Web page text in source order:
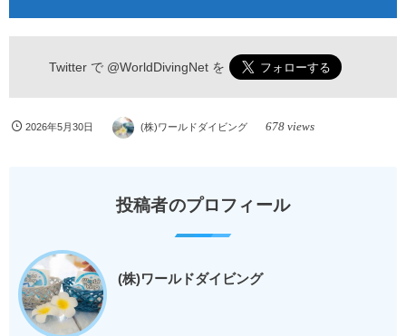
Twitter で @WorldDivingNetを
2026年5月30日 (株)ワールドダイビング 678 views
投稿者のプロフィール
(株)ワールドダイビング